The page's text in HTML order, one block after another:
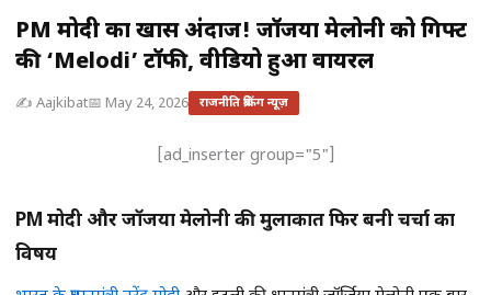
PM मोदी का खास अंदाज! जॉर्जिया मेलोनी को गिफ्ट
की ‘Melodi’ टॉफी, वीडियो हुआ वायरल
✍️ Aajkibat📅 May 24, 2026 राजनीति ब्रेकिंग न्यूज़
[ad_inserter group="5"]
PM मोदी और जॉर्जिया मेलोनी की मुलाकात फिर बनी चर्चा का
विषय